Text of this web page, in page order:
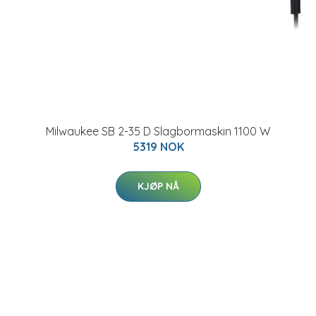
Milwaukee SB 2-35 D Slagbormaskin 1100 W
5319 NOK
KJØP NÅ